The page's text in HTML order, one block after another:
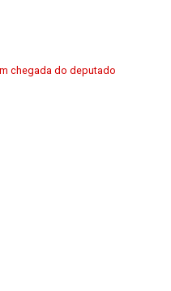
chegada do deputado